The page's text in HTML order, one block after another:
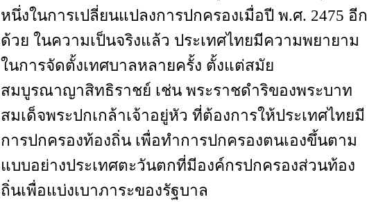
หนึ่งในการเปลี่ยนแปลงการปกครองเมื่อปี พ.ศ. 2475 อีก
ด้วย ในความเป็นจริงแล้ว ประเทศไทยมีความพยายาม
ในการจัดตั้งเทศบาลหลายครั้ง ตั้งแต่สมัย
สมบูรณาญาสิทธิราชย์ เช่น พระราชดำริของพระบาท
สมเด็จพระปกเกล้าเจ้าอยู่หัว ที่ต้องการให้ประเทศไทยมี
การปกครองท้องถิ่น เพื่อทำการปกครองตนเองขึ้นตาม
แบบอย่างประเทศตะวันตกที่มีองค์กรปกครองส่วนท้อง
ถิ่นเพื่อแบ่งเบาภาระของรัฐบาล